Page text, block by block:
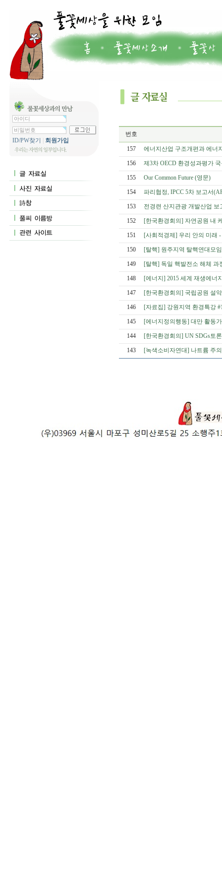
ID/PW찾기 회원가입
번호
157 에너지산업 구조개편과 에너
156 제3차 OECD 환경성과평가
155 Our Common Future (영문)
154 파리협정, IPCC 5차 보고서
153 전경련 산지관광 개발산업 보
152 [한국환경회의] 자연공원 내
151 [사회적경제] 우리 안의 미래
150 [탈핵] 원주지역 탈핵연대모
149 [탈핵] 독일 핵발전소 해체 과
148 [에너지] 2015 세계 재생에너
147 [한국환경회의] 국립공원 설
146 [자료집] 강원지역 환경특강
145 [에너지정의행동] 대만 활동
144 [한국환경회의] UN SDGs토
143 [녹색소비자연대] 나트륨 주